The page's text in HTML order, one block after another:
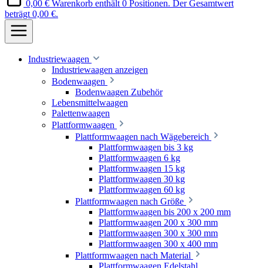
0,00 € Warenkorb enthält 0 Positionen. Der Gesamtwert
beträgt 0,00 €.
Industriewaagen
Industriewaagen anzeigen
Bodenwaagen
Bodenwaagen Zubehör
Lebensmittelwaagen
Palettenwaagen
Plattformwaagen
Plattformwaagen nach Wägebereich
Plattformwaagen bis 3 kg
Plattformwaagen 6 kg
Plattformwaagen 15 kg
Plattformwaagen 30 kg
Plattformwaagen 60 kg
Plattformwaagen nach Größe
Plattformwaagen bis 200 x 200 mm
Plattformwaagen 200 x 300 mm
Plattformwaagen 300 x 300 mm
Plattformwaagen 300 x 400 mm
Plattformwaagen nach Material
Plattformwaagen Edelstahl